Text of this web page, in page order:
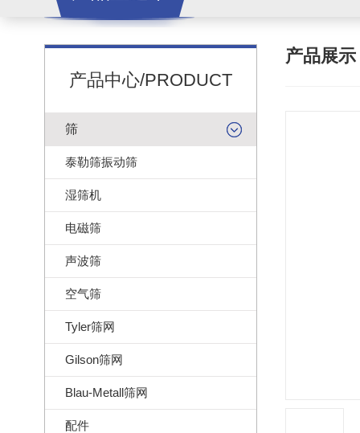
产品中心/PRODUCT
筛
泰勒筛振动筛
湿筛机
电磁筛
声波筛
空气筛
Tyler筛网
Gilson筛网
Blau-Metall筛网
配件
产品展示